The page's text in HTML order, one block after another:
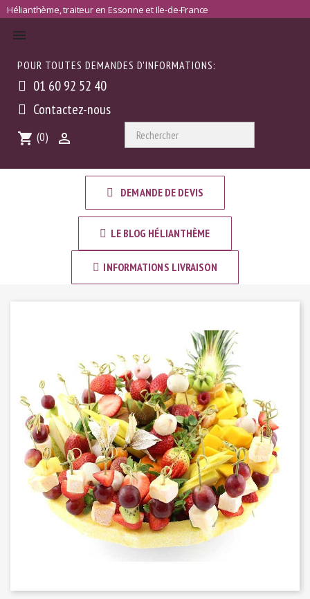
Hélianthème, traiteur en Essonne et Ile-de-France

POUR TOUTES DEMANDES D'INFORMATIONS:
01 60 92 52 40
Contactez-nous
shopping_cart (0) 
DEMANDE DE DEVIS
LE BLOG HÉLIANTHÈME
INFORMATIONS LIVRAISON